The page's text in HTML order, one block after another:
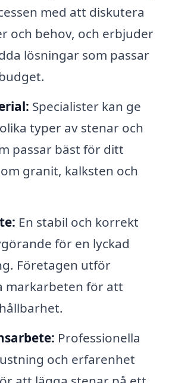
med att diskutera
och behov, och erbjuder
lösningar som passar
Specialister kan ge
typer av stenar och
passar bäst för ditt
granit, kalksten och
En stabil och korrekt
för en lyckad
Företagen utför
markarbeten för att
Professionella
och erfarenhet